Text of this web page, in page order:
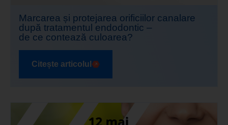
Marcarea și protejarea orificiilor canalare
după tratamentul endodontic –
de ce contează culoarea?
Citește articolul